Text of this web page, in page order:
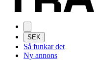
SEK
Så funkar det
Ny annons